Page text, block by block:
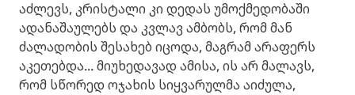
აძლევს, კრისტალი კი დედას უმოქმედობაში
ადანაშაულებს და კვლავ ამბობს, რომ მან
ძალადობის შესახებ იცოდა, მაგრამ არაფერს
აკეთებდა... მიუხედავად ამისა, ის არ მალავს,
რომ სწორედ ოჯახის სიყვარულმა აიძულა,